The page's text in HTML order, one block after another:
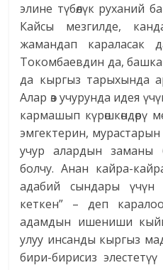
элине түбөлүк руханий
Кайсы мезгилде,
жамандап караласак
Токомбаевдин да,
да кыргыз тарыхында
Алар өз учурунда идея
кармашып кү­рөшкөндөрү
эмгектерин,
учур алардын заманы
болчу. Анан кайра-
адабий сындары үчүн
кеткен” – деп
адамдын ишениши
улуу инсанды кыргыз
бири-бирисиз